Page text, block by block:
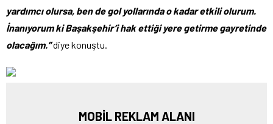
yardımcı olursa, ben de gol yollarında o kadar etkili olurum.
İnanıyorum ki Başakşehir’i hak ettiği yere getirme gayretinde
olacağım.”diye konuştu.
MOBİL REKLAM ALANI